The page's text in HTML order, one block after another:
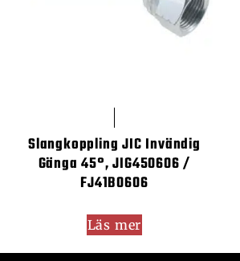
Slangkoppling JIC Invändig
Gänga 45°, JIG450606 /
FJ41B0606
Läs mer